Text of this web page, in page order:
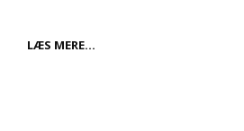
LÆS MERE…